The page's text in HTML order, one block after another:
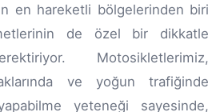
en hareketli bölgelerinden biri
de özel bir dikkatle
Motosikletlerimiz,
ve yoğun trafiğinde
yeteneği sayesinde,